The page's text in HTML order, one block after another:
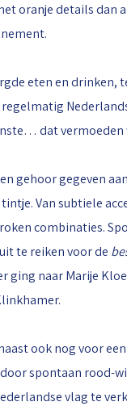
oranje details dan
eten en drinken,
dat vermoeden
gehoor gegeven
Van subtiele
combinaties.
te reiken voor de
ging naar Marije
ook nog voor
spontaan rood-
vlag te